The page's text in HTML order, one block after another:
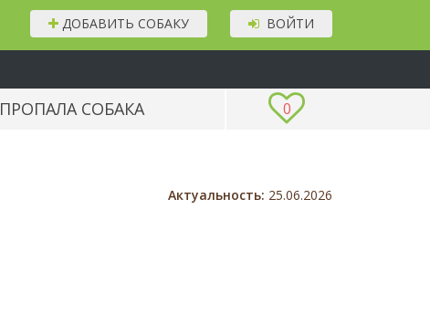
ВОЙТИ
ДОБАВИТЬ СОБАКУ
0
ПРОПАЛА СОБАКА
Актуальность: 25.06.2026